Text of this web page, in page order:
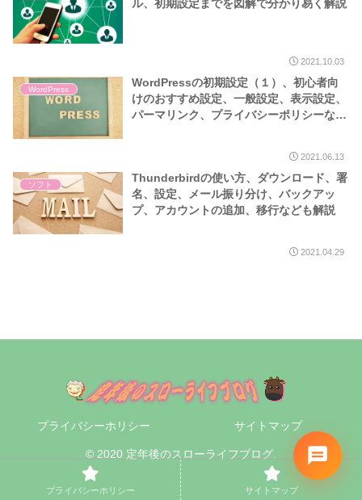
ル、初期設定までを図解で分かり易く解説
2021.10.03
WordPress
WordPressの初期設定（１）、初心者向
けのおすすめ設定、一般設定、表示設定、
パーマリンク、プライバシーポリシーなど
2021.06.13
ソフト
Thunderbirdの使い方、ダウンロード、署
名、設定、メール振り分け、バックアッ
プ、アカウントの追加、移行なども解説
2021.04.29
プライバシーホリシー サイトマップ
© 2020 定年後のスローライフブログ.
プライバシーホリシー サイトマップ